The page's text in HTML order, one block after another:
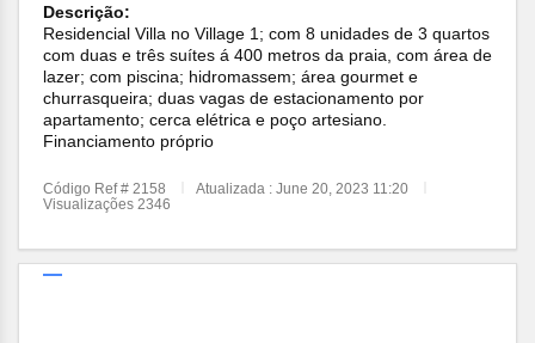
Descrição:
Residencial Villa no Village 1; com 8 unidades de 3 quartos
com duas e três suítes á 400 metros da praia, com área de
lazer; com piscina; hidromassem; área gourmet e
churrasqueira; duas vagas de estacionamento por
apartamento; cerca elétrica e poço artesiano.
Financiamento próprio
Código Ref # 2158
Atualizada : June 20, 2023 11:20
Visualizações 2346